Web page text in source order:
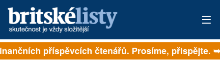
PŘIHLÁSITpříspěvcích čtenářů. Prosíme, přispějte.